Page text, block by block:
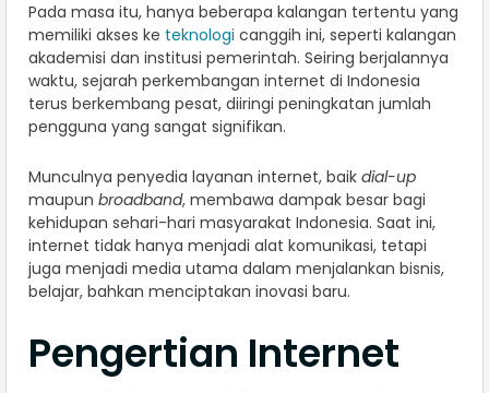
Pada masa itu, hanya beberapa kalangan tertentu yang
memiliki akses ke teknologi canggih ini, seperti kalangan
akademisi dan institusi pemerintah. Seiring berjalannya
waktu, sejarah perkembangan internet di Indonesia
terus berkembang pesat, diiringi peningkatan jumlah
pengguna yang sangat signifikan.
Munculnya penyedia layanan internet, baik dial-up
maupun broadband, membawa dampak besar bagi
kehidupan sehari-hari masyarakat Indonesia. Saat ini,
internet tidak hanya menjadi alat komunikasi, tetapi
juga menjadi media utama dalam menjalankan bisnis,
belajar, bahkan menciptakan inovasi baru.
Pengertian Internet